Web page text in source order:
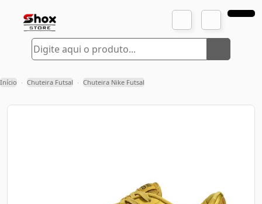
Início › Chuteira Futsal › Chuteira Nike Futsal